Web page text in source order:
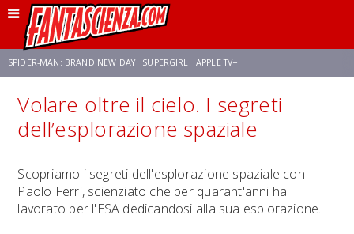
SPIDER-MAN: BRAND NEW DAY SUPERGIRL APPLE TV+
FRANCO RICCIARDIELLO ZENDAYA AVENGERS: DOOMSDAY STAR TREK
Volare oltre il cielo. I segreti
dell’esplorazione spaziale
Scopriamo i segreti dell'esplorazione spaziale con
Paolo Ferri, scienziato che per quarant'anni ha
lavorato per l'ESA dedicandosi alla sua esplorazione.